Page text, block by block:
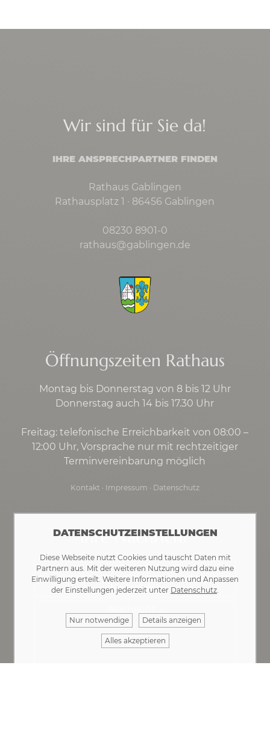
Wir sind für Sie da!
IHRE ANSPRECHPARTNER FINDEN
Rathaus Gablingen
Rathausplatz 1 · 86456 Gablingen
08230 8901-0
rathaus@gablingen.de
Öffnungszeiten Rathaus
Montag bis Donnerstag von 8 bis 12 Uhr
Donnerstag auch 14 bis 17.30 Uhr
Freitag: telefonische Erreichbarkeit von 08:00 –
12:00 Uhr, Vorsprache nur mit rechtzeitiger
Terminvereinbarung möglich
Kontakt · Impressum · Datenschutz
Ihre Nachricht
DATENSCHUTZEINSTELLUNGEN
Diese Webseite nutzt Cookies und tauscht Daten mit
Partnern aus. Mit der weiteren Nutzung wird dazu eine
Einwilligung erteilt. Weitere Informationen und Anpassen
der Einstellungen jederzeit unter Datenschutz.
Nur notwendige Details anzeigen
Alles akzeptieren